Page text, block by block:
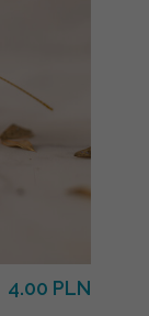
4.00 PLN